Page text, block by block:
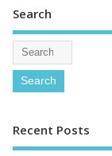
Search
Recent Posts